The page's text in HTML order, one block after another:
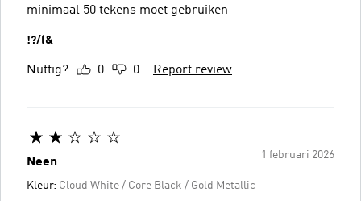
minimaal 50 tekens moet gebruiken
!?/(&
Nuttig? 0 0 Report review
1 februari 2026
Neen
Kleur: Cloud White / Core Black / Gold Metallic